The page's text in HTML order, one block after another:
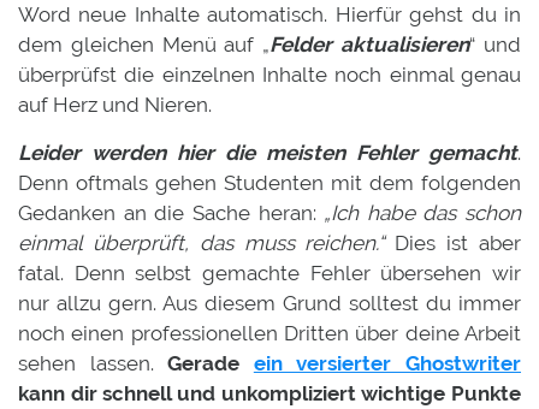
Word neue Inhalte automatisch. Hierfür gehst du in
dem gleichen Menü auf „Felder aktualisieren“ und
überprüfst die einzelnen Inhalte noch einmal genau
auf Herz und Nieren.
Leider werden hier die meisten Fehler gemacht.
Denn oftmals gehen Studenten mit dem folgenden
Gedanken an die Sache heran: „Ich habe das schon
einmal überprüft, das muss reichen.“ Dies ist aber
fatal. Denn selbst gemachte Fehler übersehen wir
nur allzu gern. Aus diesem Grund solltest du immer
noch einen professionellen Dritten über deine Arbeit
sehen lassen.Gerade ein versierter Ghostwriter
kann dir schnell und unkompliziert wichtige Punkte